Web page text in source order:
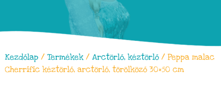
Kezdőlap / Termékek / Arctörlő, kéztörlő/ Peppa malac
Cherrific kéztörlő, arctörlő, törölköző 30×50 cm